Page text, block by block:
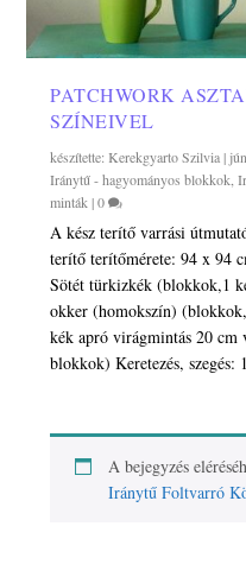
PATCHWORK
SZÍNEIVEL
készítette:Kerekgyarto Szilvia|
Iránytű - hagyományos blokkok ,
minták |0
A kész terítő varrási
terítő terítőmérete: 94 x 94
Sötét türkizkék (blokkok,1
okker (homokszín)
kék apró virágmintás 20
blokkok) Keretezés,
A bejegyzés
Iránytű Foltvarró